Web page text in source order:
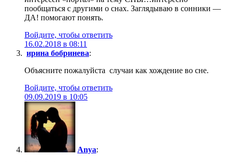
пообщаться с другими о снах. Заглядываю в сонники —
ДА! помогают понять.
Войдите, чтобы ответить
16.02.2018 в 08:11
ирина бобринева:
Объясните пожалуйста случаи как хождение во сне.
Войдите, чтобы ответить
09.09.2019 в 10:05
Anya: